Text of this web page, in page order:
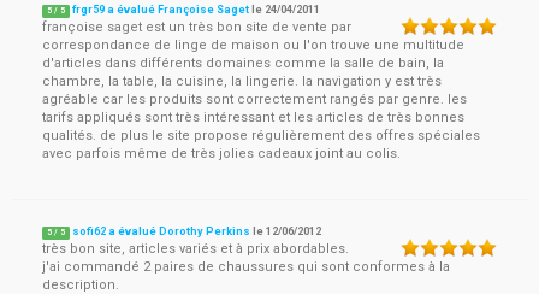
5 / 5 frgr59 a évalué Françoise Saget le 24/04/2011
françoise saget est un très bon site de vente par
correspondance de linge de maison ou l'on trouve une multitude
d'articles dans différents domaines comme la salle de bain, la
chambre, la table, la cuisine, la lingerie. la navigation y est très
agréable car les produits sont correctement rangés par genre. les
tarifs appliqués sont très intéressant et les articles de très bonnes
qualités. de plus le site propose régulièrement des offres spéciales
avec parfois même de très jolies cadeaux joint au colis.
5 / 5 sofi62 a évalué Dorothy Perkins le12/06/2012
très bon site, articles variés et à prix abordables.
j'ai commandé 2 paires de chaussures qui sont conformes à la
description.